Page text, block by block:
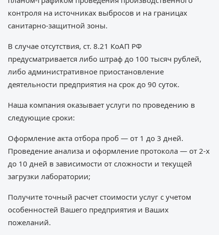
контроля на источниках выбросов и на границах
санитарно-защитной зоны.
В случае отсутствия, ст. 8.21 КоАП РФ
предусматривается либо штраф до 100 тысяч рублей,
либо административное приостановление
деятельности предприятия на срок до 90 суток.
Наша компания оказывает услуги по проведению в
следующие сроки:
Оформление акта отбора проб — от 1 до 3 дней.
Проведение анализа и оформление протокола — от 2-х
до 10 дней в зависимости от сложности и текущей
загрузки лаборатории;
Получите точный расчет стоимости услуг с учетом
особенностей Вашего предприятия и Ваших
пожеланий.